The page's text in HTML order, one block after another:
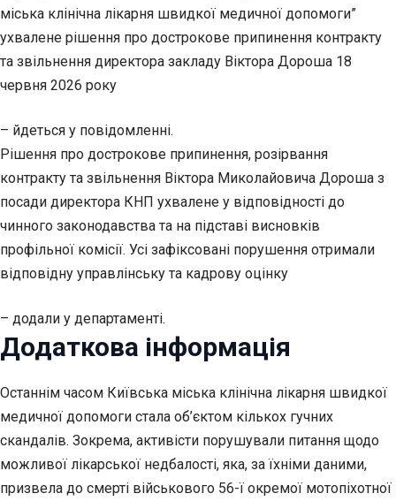
міська клінічна лікарня швидкої медичної допомоги”
ухвалене рішення про дострокове припинення контракту
та звільнення директора закладу Віктора Дороша 18
червня 2026 року
– йдеться у повідомленні.
Рішення про дострокове припинення, розірвання
контракту та звільнення Віктора Миколайовича Дороша з
посади директора КНП ухвалене у відповідності до
чинного законодавства та на підставі висновків
профільної комісії. Усі зафіксовані порушення отримали
відповідну управлінську та кадрову оцінку
– додали у департаменті.
Додаткова інформація
Останнім часом Київська міська клінічна лікарня швидкої
медичної допомоги стала об’єктом кількох гучних
скандалів. Зокрема, активісти порушували питання щодо
можливої лікарської недбалості, яка, за їхніми даними,
призвела до смерті військового 56-ї окремої мотопіхотної